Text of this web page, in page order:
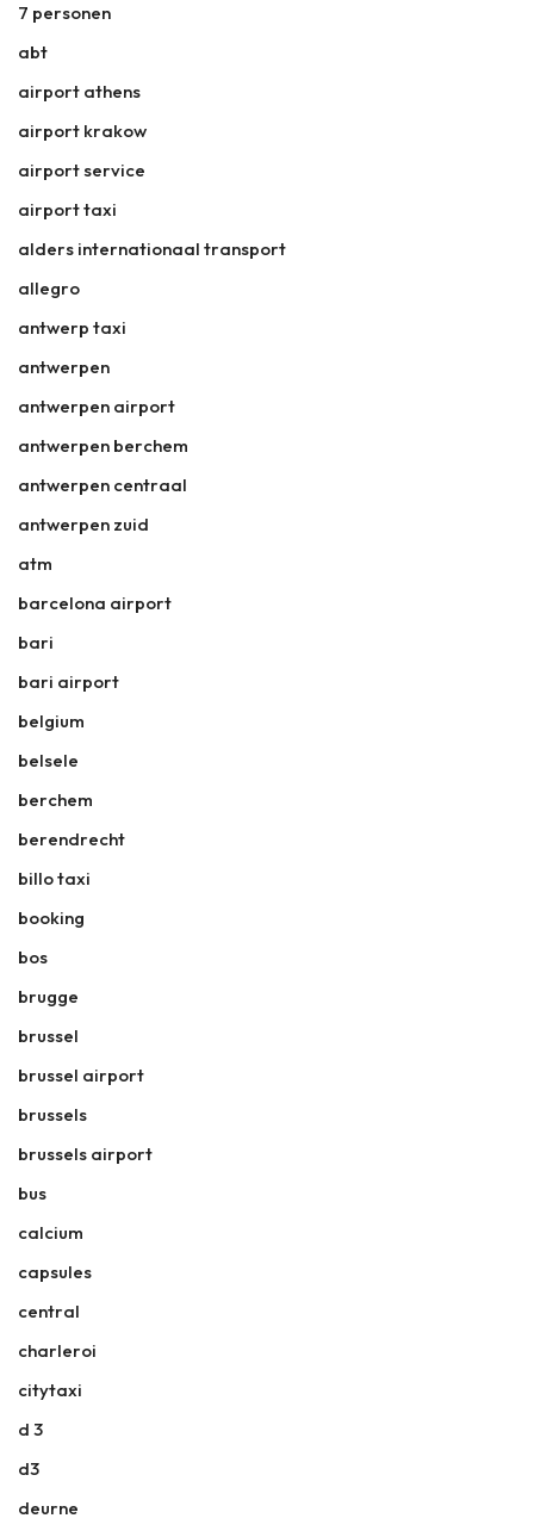
7 personen
abt
airport athens
airport krakow
airport service
airport taxi
alders internationaal transport
allegro
antwerp taxi
antwerpen
antwerpen airport
antwerpen berchem
antwerpen centraal
antwerpen zuid
atm
barcelona airport
bari
bari airport
belgium
belsele
berchem
berendrecht
billo taxi
booking
bos
brugge
brussel
brussel airport
brussels
brussels airport
bus
calcium
capsules
central
charleroi
citytaxi
d 3
d3
deurne